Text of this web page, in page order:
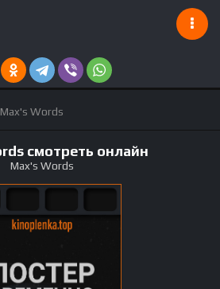
Max's Words
смотреть онлайн
Max's Words